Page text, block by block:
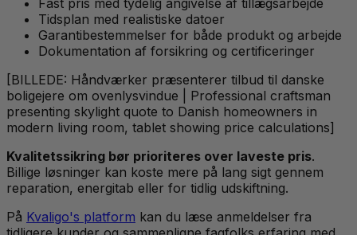
Tidsplan med realistiske datoer
Garantibestemmelser for både produkt og arbejde
Dokumentation af forsikring og certificeringer
[BILLEDE: Håndværker præsenterer tilbud til danske
boligejere om ovenlysvindue | Professional craftsman
presenting skylight quote to Danish homeowners in
modern living room, tablet showing price calculations]
Kvalitetssikring bør prioriteres over laveste pris.
Billige løsninger kan koste mere på lang sigt gennem
reparation, energitab eller for tidlig udskiftning.
På Kvaligo's platform kan du læse anmeldelser fra